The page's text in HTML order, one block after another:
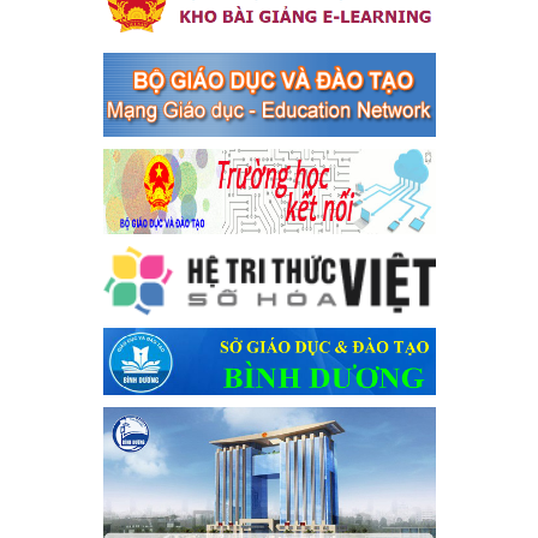
của Thủ tướng Chính phủ về tăng cường phòng ngừa, đấu
tổ chức đánh bạc và đánh bạc
Kế hoạch thực hiện Chỉ thị số 16/CT-TTg ngày 27/05/2023 của
Thủ tướng Chính phủ về tăng cường phòng ngừa, đấu tranh tội
phạm, vi phạm pháp luật liên quan đến hoạt động tổ chức đánh
bạc và đánh bạc
Ngày ban hành: 04/03/2024
Kế hoạch Tổ chức Hội trại truyền thống học sinh thị xã Bến
Cát Lần thứ VIII, năm học 2023-2024
Kế hoạch Tổ chức Hội trại truyền thống học sinh thị xã Bến Cát
Lần thứ VIII, năm học 2023-2024
Ngày ban hành: 28/12/2023
Phối hợp rà soát nhu cầu tiêm vắc xin phòng Covid 19
Phối hợp rà soát nhu cầu tiêm vắc xin phòng Covid 19
Ngày ban hành: 22/11/2023
Phát động, triển khai Cuộc thi " An toàn giao thông cho nụ
cười ngày mai" dành cho học sinh và giáo viên trung học
năm học 2023-2024